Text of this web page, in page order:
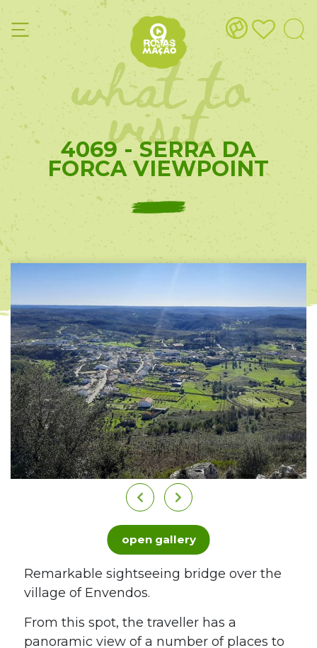
what to
visit
4069 - SERRA DA
FORCA VIEWPOINT
open gallery
Remarkable sightseeing bridge over the
village of Envendos.
From this spot, the traveller has a
panoramic view of a number of places to